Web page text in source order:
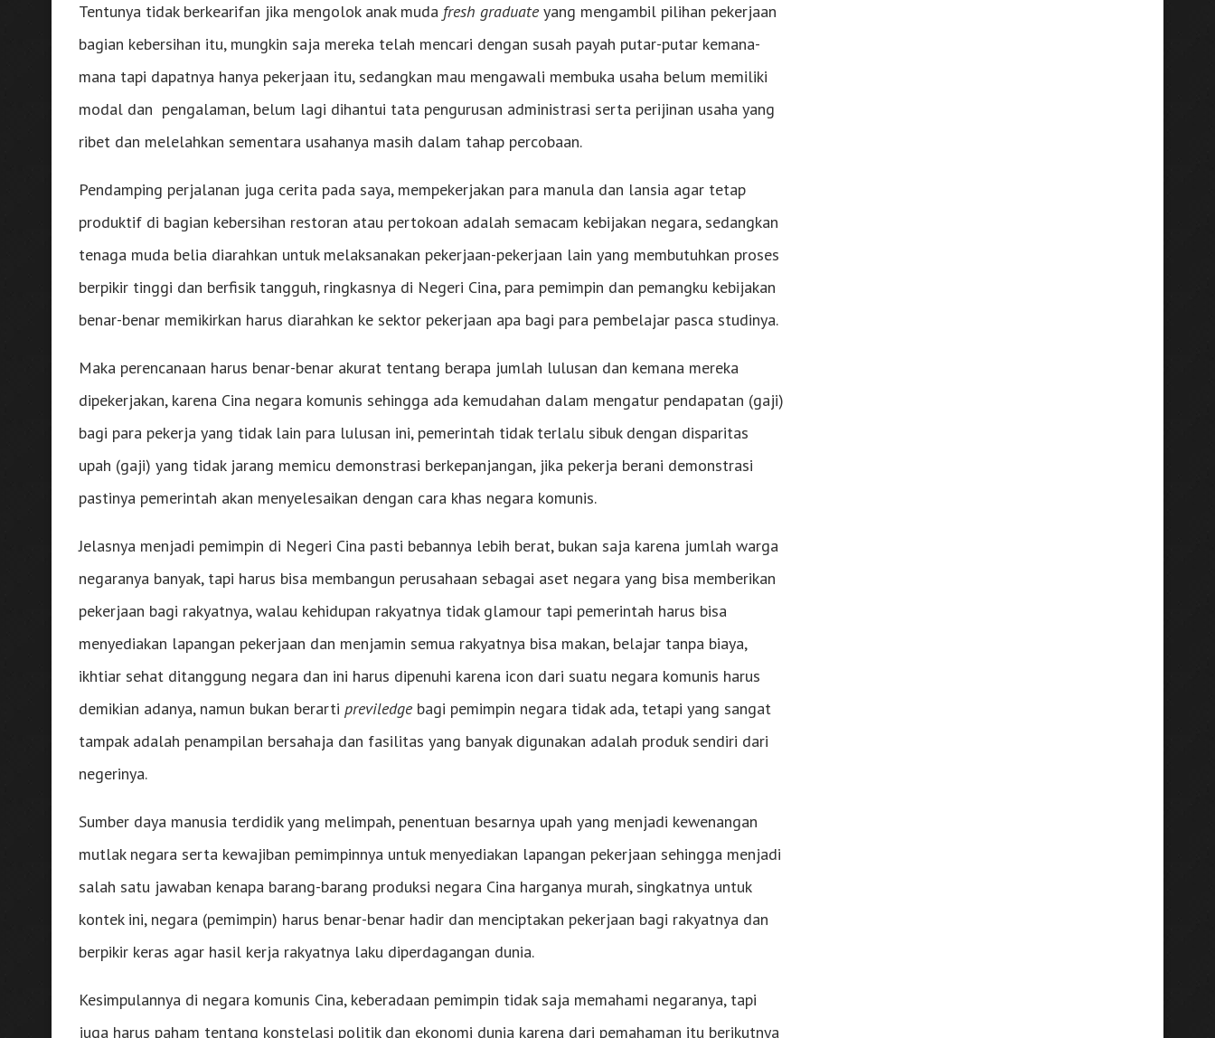
Tentunya tidak berkearifan jika mengolok anak muda fresh graduate yang mengambil pilihan pekerjaan
bagian kebersihan itu, mungkin saja mereka telah mencari dengan susah payah putar-putar kemana-
mana tapi dapatnya hanya pekerjaan itu, sedangkan mau mengawali membuka usaha belum memiliki
modal dan pengalaman, belum lagi dihantui tata pengurusan administrasi serta perijinan usaha yang
ribet dan melelahkan sementara usahanya masih dalam tahap percobaan.
Pendamping perjalanan juga cerita pada saya, mempekerjakan para manula dan lansia agar tetap
produktif di bagian kebersihan restoran atau pertokoan adalah semacam kebijakan negara, sedangkan
tenaga muda belia diarahkan untuk melaksanakan pekerjaan-pekerjaan lain yang membutuhkan proses
berpikir tinggi dan berfisik tangguh, ringkasnya di Negeri Cina, para pemimpin dan pemangku kebijakan
benar-benar memikirkan harus diarahkan ke sektor pekerjaan apa bagi para pembelajar pasca studinya.
Maka perencanaan harus benar-benar akurat tentang berapa jumlah lulusan dan kemana mereka
dipekerjakan, karena Cina negara komunis sehingga ada kemudahan dalam mengatur pendapatan (gaji)
bagi para pekerja yang tidak lain para lulusan ini, pemerintah tidak terlalu sibuk dengan disparitas
upah (gaji) yang tidak jarang memicu demonstrasi berkepanjangan, jika pekerja berani demonstrasi
pastinya pemerintah akan menyelesaikan dengan cara khas negara komunis.
Jelasnya menjadi pemimpin di Negeri Cina pasti bebannya lebih berat, bukan saja karena jumlah warga
negaranya banyak, tapi harus bisa membangun perusahaan sebagai aset negara yang bisa memberikan
pekerjaan bagi rakyatnya, walau kehidupan rakyatnya tidak glamour tapi pemerintah harus bisa
menyediakan lapangan pekerjaan dan menjamin semua rakyatnya bisa makan, belajar tanpa biaya,
ikhtiar sehat ditanggung negara dan ini harus dipenuhi karena icon dari suatu negara komunis harus
demikian adanya, namun bukan berarti previledge bagi pemimpin negara tidak ada, tetapi yang sangat
tampak adalah penampilan bersahaja dan fasilitas yang banyak digunakan adalah produk sendiri dari
negerinya.
Sumber daya manusia terdidik yang melimpah, penentuan besarnya upah yang menjadi kewenangan
mutlak negara serta kewajiban pemimpinnya untuk menyediakan lapangan pekerjaan sehingga menjadi
salah satu jawaban kenapa barang-barang produksi negara Cina harganya murah, singkatnya untuk
kontek ini, negara (pemimpin) harus benar-benar hadir dan menciptakan pekerjaan bagi rakyatnya dan
berpikir keras agar hasil kerja rakyatnya laku diperdagangan dunia.
Kesimpulannya di negara komunis Cina, keberadaan pemimpin tidak saja memahami negaranya, tapi
juga harus paham tentang konstelasi politik dan ekonomi dunia karena dari pemahaman itu berikutnya